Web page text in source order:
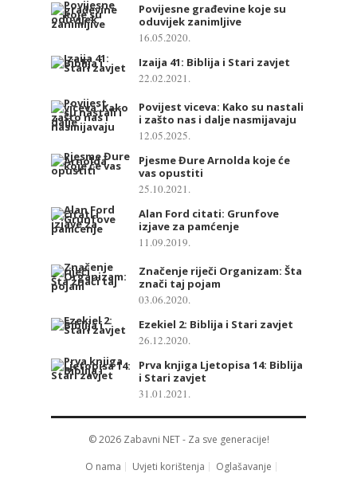
Povijesne građevine koje su
oduvijek zanimljive
16.05.2020.
Izaija 41: Biblija i Stari zavjet
22.02.2021.
Povijest viceva: Kako su nastali
i zašto nas i dalje nasmijavaju
12.05.2025.
Pjesme Đure Arnolda koje će
vas opustiti
25.10.2021.
Alan Ford citati: Grunfove
izjave za pamćenje
11.09.2019.
Značenje riječi Organizam: Šta
znači taj pojam
03.06.2020.
Ezekiel 2: Biblija i Stari zavjet
26.12.2020.
Prva knjiga Ljetopisa 14: Biblija
i Stari zavjet
31.01.2021.
© 2026 Zabavni NET- Za sve generacije!
O nama
Uvjeti korištenja Oglašavanje